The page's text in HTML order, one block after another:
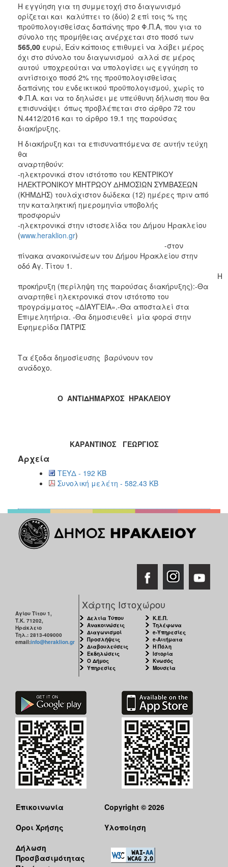
Η εγγύηση για τη συμμετοχή στο διαγωνισμό
ορίζεται και καλύπτει το (δύο) 2 επί τοις % της
προϋπολογισθείσας δαπάνης προ Φ.Π.Α, που για το
σύνολο της προμήθειας ανέρχεται στο ποσό των
565,00 ευρώ, Εάν κάποιος επιθυμεί να λάβει μέρος
όχι στο σύνολο του διαγωνισμού αλλά σε μέρος
αυτού υποχρεούται να υπολογίσει ως εγγύηση το
αντίστοιχο ποσό 2% της προϋπολογισθείσας
δαπάνης του ενδεικτικού προϋπολογισμού, χωρίς το
Φ.Π.Α. και να το δηλώσει με υπεύθυνη δήλωση που θα
επισυνάψει όπως προβλέπεται στο άρθρο 72 του
Ν.4412/2016 και το άρθρο 19.1 της παρούσας
διακήρυξης.
Η διακήρυξη και τα επισυναπτόμενα σε αυτήν τεύχη
θα
-ηλεκτρονικά στον ιστότοπο του ΚΕΝΤΡΙΚΟΥ
ΗΛΕΚΤΡΟΝΙΚΟΥ ΜΗΤΡΩΟΥ ΔΗΜΟΣΙΩΝ ΣΥΜΒΑΣΕΩΝ
(ΚΗΜΔΗΣ) τουλάχιστον δώδεκα (12) ημέρες πριν από
την καταληκτική ημερομηνία υποβολής
-ηλεκτρονικά στην ιστοσελίδα του Δήμου Ηρακλείου
(www.heraklion.gr)
-στον
πίνακα ανακοινώσεων του Δήμου Ηρακλείου στην
οδό Αγ. Τίτου 1.
Η
προκήρυξη (περίληψη της παρούσας διακήρυξης):-Θα
αναρτηθεί ηλεκτρονικά στον ιστότοπο του
προγράμματος «ΔΙΑΥΓΕΙΑ».-Θα αποσταλεί στα
Επιμελητήρια. -Θα δημοσιευθεί μία φορά στην
Εφημερίδα ΠΑΤΡΙΣ
Τα έξοδα δημοσίευσης βαρύνουν τον
ανάδοχο.
Ο ΑΝΤΙΔΗΜΑΡΧΟΣ ΗΡΑΚΛΕΙΟΥ
ΚΑΡΑΝΤΙΝΟΣ ΓΕΩΡΓΙΟΣ
Αρχεία
ΤΕΥΔ - 192 KB
Συνολική μελέτη - 582.43 KB
Αγίου Τίτου 1,
Τ.Κ. 71202,
Ηράκλειο
Τηλ.: 2813-409000
email:info@heraklion.gr
Χάρτης Ιστοχώρου
Δελτία Τύπου
Ανακοινώσεις
Διαγωνισμοί
Προσλήψεις
Διαβουλεύσεις
Εκδηλώσεις
Ο Δήμος
Υπηρεσίες
Κ.Ε.Π.
Τηλέφωνα
e-Υπηρεσίες
e-Αιτήματα
Η Πόλη
Ιστορία
Κνωσός
Μουσεία
Επικοινωνία
Όροι Χρήσης
Δήλωση
Προσβασιμότητας
Copyright © 2026
Υλοποίηση